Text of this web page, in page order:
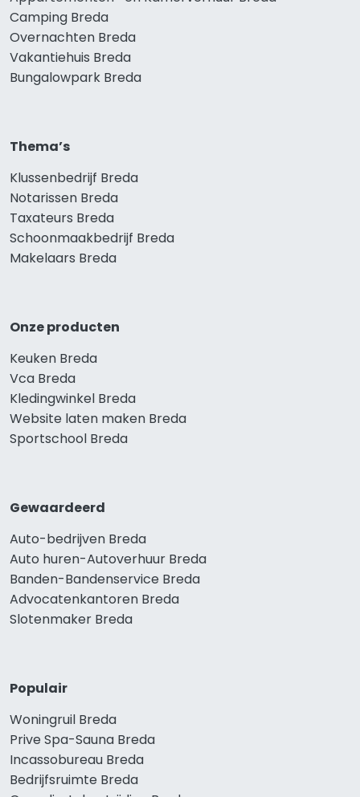
Camping Breda
Overnachten Breda
Vakantiehuis Breda
Bungalowpark Breda
Thema’s
Klussenbedrijf Breda
Notarissen Breda
Taxateurs Breda
Schoonmaakbedrijf Breda
Makelaars Breda
Onze producten
Keuken Breda
Vca Breda
Kledingwinkel Breda
Website laten maken Breda
Sportschool Breda
Gewaardeerd
Auto-bedrijven Breda
Auto huren-Autoverhuur Breda
Banden-Bandenservice Breda
Advocatenkantoren Breda
Slotenmaker Breda
Populair
Woningruil Breda
Prive Spa-Sauna Breda
Incassobureau Breda
Bedrijfsruimte Breda